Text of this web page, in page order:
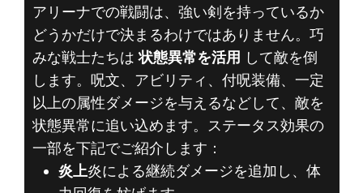
アリーナでの戦闘は、強い剣を持っているか
どうかだけで決まるわけではありません。巧
みな戦士たちは状態異常を活用 して敵を倒
します。呪文、アビリティ、付呪装備、一定
以上の属性ダメージを与えるなどして、敵を
状態異常に追い込めます。ステータス効果の
一部を下記でご紹介します：
炎上炎による継続ダメージを追加し、体